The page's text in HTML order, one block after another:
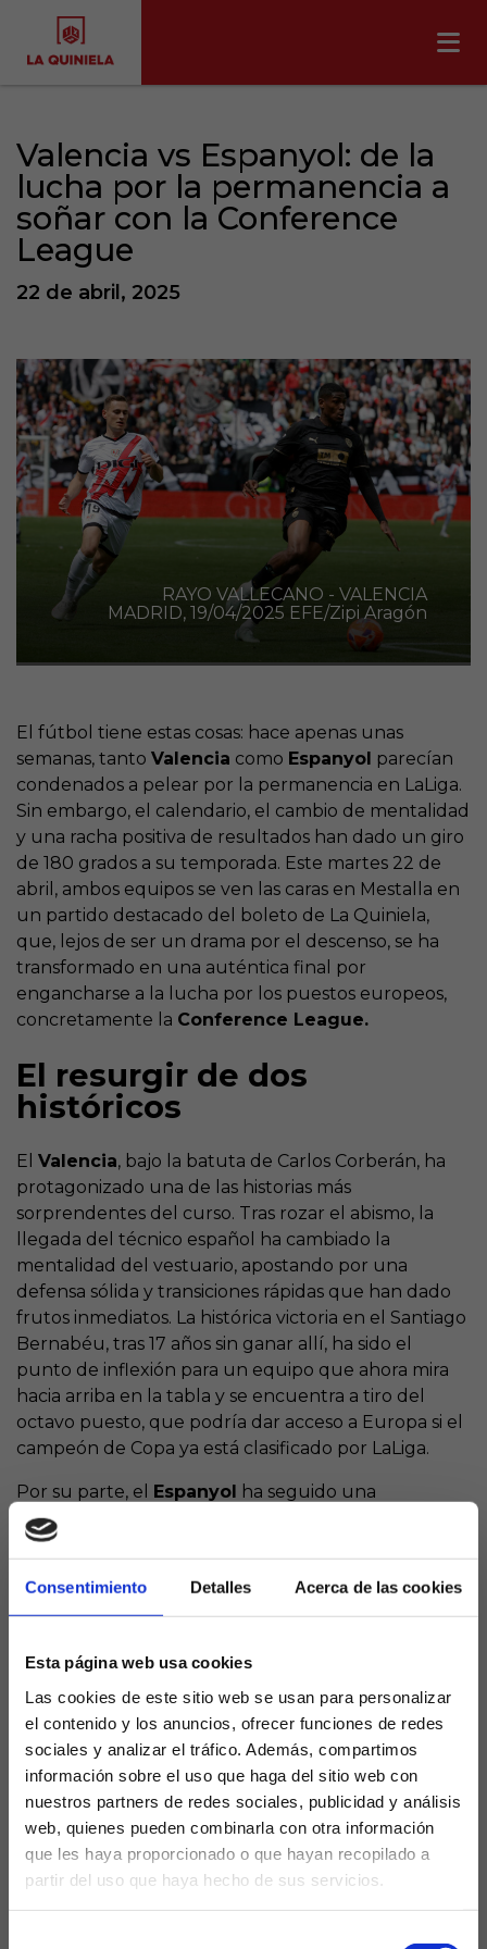
Consentimiento Detalles Acerca de las cookies
Esta página web usa cookies
Las cookies de este sitio web se usan para personalizar
el contenido y los anuncios, ofrecer funciones de redes
sociales y analizar el tráfico. Además, compartimos
información sobre el uso que haga del sitio web con
nuestros partners de redes sociales, publicidad y análisis
web, quienes pueden combinarla con otra información
que les haya proporcionado o que hayan recopilado a
partir del uso que haya hecho de sus servicios.
¿Eres mayor de edad?
Valencia vs Espanyol: de la
lucha por la permanencia a
soñar con la Conference
League
22 de abril, 2025
RAYO VALLECANO - VALENCIA
MADRID, 19/04/2025 EFE/Zipi Aragón
El fútbol tiene estas cosas: hace apenas unas
semanas, tanto Valencia como Espanyol parecían
condenados a pelear por la permanencia en LaLiga.
Sin embargo, el calendario, el cambio de mentalidad
y una racha positiva de resultados han dado un giro
de 180 grados a su temporada. Este martes 22 de
abril, ambos equipos se ven las caras en Mestalla en
un partido destacado del boleto de La Quiniela,
que, lejos de ser un drama por el descenso, se ha
transformado en una auténtica final por
engancharse a la lucha por los puestos europeos,
concretamente la Conference League.
El resurgir de dos
históricos
El Valencia, bajo la batuta de Carlos Corberán, ha
protagonizado una de las historias más
sorprendentes del curso. Tras rozar el abismo, la
llegada del técnico español ha cambiado la
mentalidad del vestuario, apostando por una
defensa sólida y transiciones rápidas que han dado
frutos inmediatos. La histórica victoria en el Santiago
Bernabéu, tras 17 años sin ganar allí, ha sido el
punto de inflexión para un equipo que ahora mira
hacia arriba en la tabla y se encuentra a tiro del
octavo puesto, que podría dar acceso a Europa si el
campeón de Copa ya está clasificado por LaLiga.
Por su parte, el Espanyol
ha seguido una
trayectoria similar. Los de Barcelona han pasado de
mirar de reojo el descenso a ilusionarse con la
Además, los pericos cuentan con un partido menos
que sus rivales directos, lo que convierte este duelo
para sus aspiraciones europeas.
La tabla, más apretada que
nunca
A falta de pocas jornadas para el final, la clasificación
está al rojo vivo. Valencia y Espanyol llegan
igualados a 38 puntos, aunque los valencianistas
han disputado un partido más. El octavo puesto,